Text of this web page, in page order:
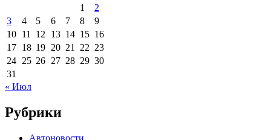
1
2
3
4 5 6 7 8
9
10 11 12 13 14 15 16
17 18 19 20 21 22 23
24 25 26 27 28 29 30
31
« Июл
Рубрики
Автоновости